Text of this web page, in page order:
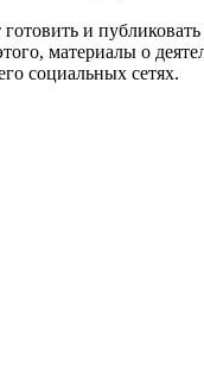
и
материалы о
социальных сетях.